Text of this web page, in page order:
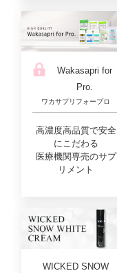
Wakasapri for
Pro.
ワカサプリフォープロ
高濃度高品質で安全
にこだわる
医療機関専売のサプ
リメント
WICKED SNOW